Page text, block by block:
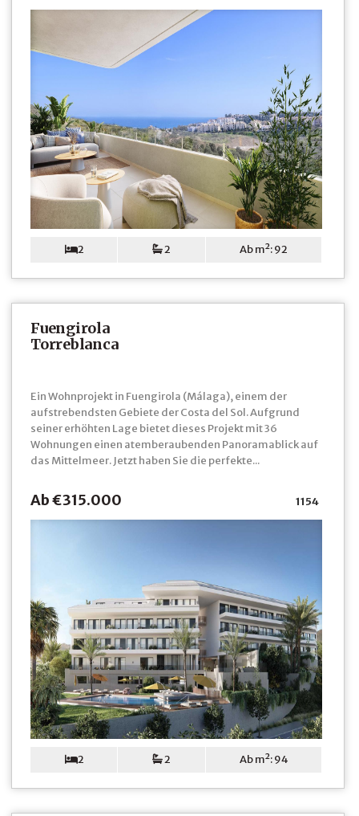
2 2 Ab m²: 92
Fuengirola
Torreblanca
Ein Wohnprojekt in Fuengirola (Málaga), einem der
aufstrebendsten Gebiete der Costa del Sol. Aufgrund
seiner erhöhten Lage bietet dieses Projekt mit 36
Wohnungen einen atemberaubenden Panoramablick auf
das Mittelmeer. Jetzt haben Sie die perfekte...
Ab €315.000 1154
2 2 Ab m²: 94